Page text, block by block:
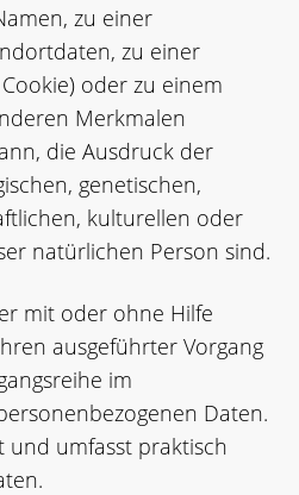
zu einer
zu einer
oder zu einem
Merkmalen
die Ausdruck der
genetischen,
kulturellen oder
natürlichen Person sind.
mit oder ohne Hilfe
ausgeführter Vorgang
im
Daten.
und umfasst praktisch